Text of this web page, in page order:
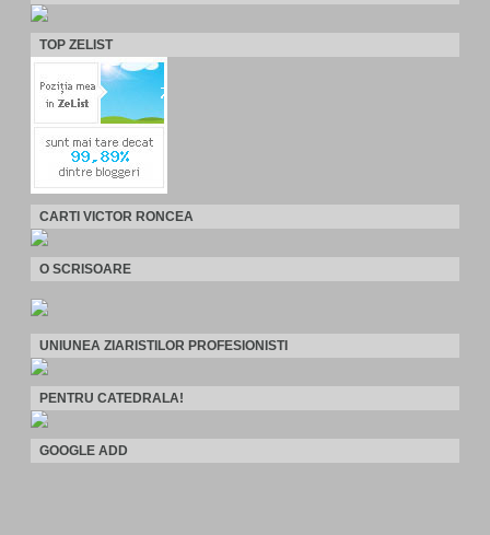
TOP ZELIST
CARTI VICTOR RONCEA
O SCRISOARE
UNIUNEA ZIARISTILOR PROFESIONISTI
PENTRU CATEDRALA!
GOOGLE ADD